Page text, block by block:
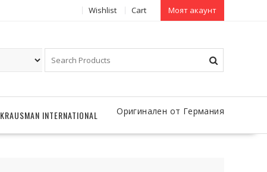
Wishlist Cart Моят акаунт
KRAUSMAN INTERNATIONAL Оригинален от Германия